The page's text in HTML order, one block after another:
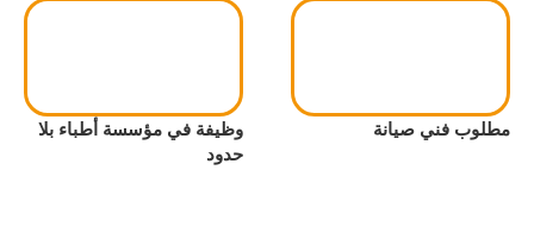
مطلوب فني صيانة
وظيفة في مؤسسة أطباء بلا
حدود